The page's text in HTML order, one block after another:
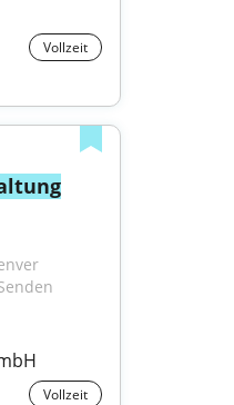
Vollzeit
Vollzeit